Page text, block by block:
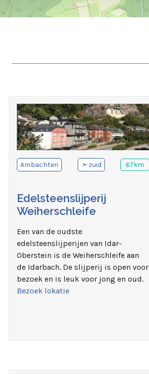
Ambachten ➣ zuid 67km
Edelsteenslijperij
Weiherschleife
Een van de oudste
edelsteenslijperijen van Idar-
Oberstein is de Weiherschleife aan
de Idarbach. De slijperij is open voor
bezoek en is leuk voor jong en oud.
Bezoek lokatie